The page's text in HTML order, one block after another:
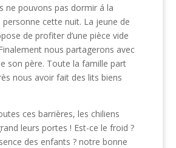
ne pouvons pas dormir á la
personne cette nuit. La jeune de
de profiter d’une pièce vide
nous partagerons avec
son père. Toute la famille part
nous avoir fait des lits biens
ces barrières, les chiliens
leurs portes ! Est-ce le froid ?
des enfants ? notre bonne